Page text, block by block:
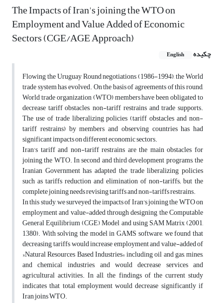
The Impacts of Iran's joining the WTO on
Employment and Value Added of Economic
Sectors (CGE/AGE Approach)
چکیده English
Flowing the Uruguay Round negotiations (1986-1994), the World
trade system has evolved. On the basis of agreements of this round,
World trade organization (WTO) members have been obligated to
decrease tariff obstacles, non-tariff restrains and trade supports.
The use of trade liberalizing policies (tariff obstacles and non-
tariff restrains) by members and observing countries has had
significant impacts on different economic sectors.
Iran's tariff and non-tariff restrains are the main obstacles for
joining the WTO. In second and third development programs, the
Iranian Government has adapted the trade liberalizing policies
such as tariffs reduction and elimination of non-tariffs; but the
complete joining needs revising tariffs and non-tariffs restrains.
In this study, we surveyed the impacts of Iran's joining the WTO on
employment and value-added through designing the Computable
General Equilibrium (CGE) Model and using SAM Matrix (2001,
1380). With solving the model in GAMS software, we found that
decreasing, tariffs would increase employment and value-added of
»Natural Resources Based Industries« including oil and gas, mines,
and chemical industries, and would decrease services and
agricultural activities. In all, the findings of the current study
indicates that total employment would decrease significantly if
Iran joins WTO.